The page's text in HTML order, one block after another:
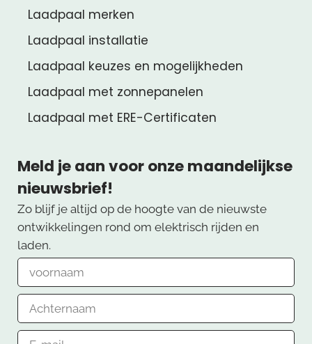
Laadpaal merken
Laadpaal installatie
Laadpaal keuzes en mogelijkheden
Laadpaal met zonnepanelen
Laadpaal met ERE-Certificaten
Meld je aan voor onze maandelijkse
nieuwsbrief!
Zo blijf je altijd op de hoogte van de nieuwste
ontwikkelingen rond om elektrisch rijden en
laden.